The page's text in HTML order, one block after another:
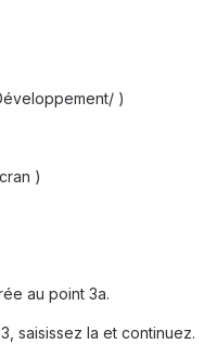
)
)
au point 3a.
saisissez la et continuez.